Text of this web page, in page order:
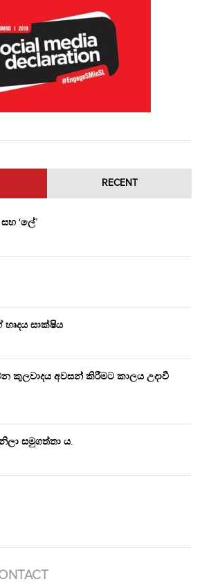
RECENT
‘ලේ’
හෘදය සාක්ෂිය
කුලවාදය අවසන් කිරීමට කාලය උදාවී
සමුගත්තා ය.